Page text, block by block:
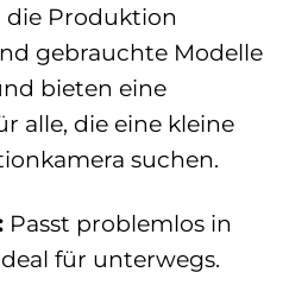
die Produktion
gebrauchte Modelle
bieten eine
alle, die eine kleine
suchen.
Passt problemlos in
für unterwegs.